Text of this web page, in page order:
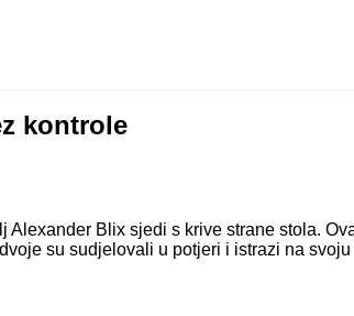
kontrole
Blix sjedi s krive strane stola.
su sudjelovali u potjeri i istrazi na svoju